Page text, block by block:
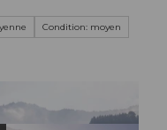
Condition: moyen